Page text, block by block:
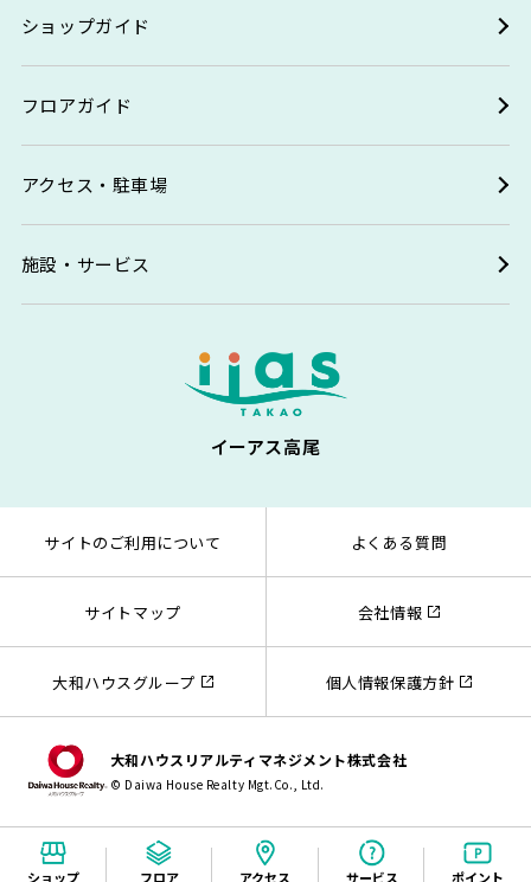
ショップ フロア アクセス サービス ポイント
ショップガイド
フロアガイド
アクセス・駐車場
施設・サービス
イーアス高尾
サイトのご利用について よくある質問
サイトマップ 会社情報
大和ハウスグループ 個人情報保護方針
大和ハウスリアルティマネジメント株式会社
© Daiwa House Realty Mgt.Co., Ltd.